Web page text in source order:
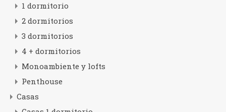
1 dormitorio
2 dormitorios
3 dormitorios
4 + dormitorios
Monoambiente y lofts
Penthouse
Casas